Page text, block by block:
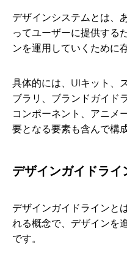
デザインシステムとは、
ってユーザーに提供する
ンを運用していくために
具体的には、UIキット、
ブラリ、ブランドガイド
コンポーネント、アニメ
要となる要素も含んで構
デザインガイドライ
デザインガイドラインと
れる概念で、デザインを
です。